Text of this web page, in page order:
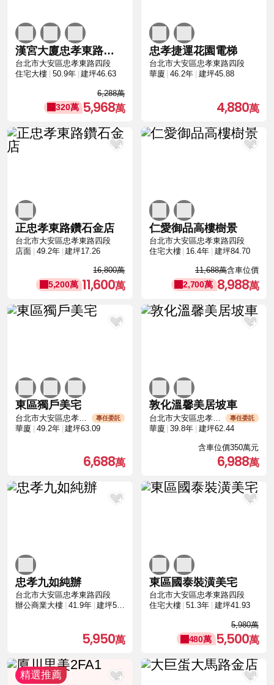
漢宮大廈忠孝東路邊間全天管理裝潢豪邸
台北市大安區忠孝東路四段
住宅大樓
50.9年 建坪46.63
6,288萬
320萬 5,968
忠孝捷運花園電梯
台北市大安區忠孝東路四段
華廈
46.2年 建坪45.88
4,880
正忠孝東路鑽石金店
台北市大安區忠孝東路四段
店面
49.2年 建坪17.26
16,800萬
5,200萬 11,600
仁愛御品高樓樹景
台北市大安區忠孝東路四段
住宅大樓
16.4年 建坪84.70
11,688萬含車位價
2,700萬 8,988
東區獨戶美宅
專任委託
華廈 49.2年 建坪63.09
6,688
敦化溫馨美居坡車
台北市大安區忠孝東路四段 專任委託
華廈 39.8年 建坪62.44
含車位價350萬元
6,988
忠孝九如純辦
台北市大安區忠孝東路四段
辦公商業大樓
41.9年 建坪53.91
5,950
東區國泰裝潢美宅
台北市大安區忠孝東路四段
住宅大樓
51.3年 建坪41.93
5,980萬
480萬 5,500